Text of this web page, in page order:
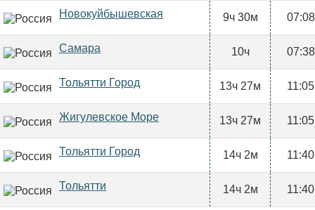
Новокуйбышевская 9ч 30м 07:08
Самара 10ч 07:38
Тольятти Город 13ч 27м 11:05
Жигулевское Море 13ч 27м 11:05
Тольятти Город 14ч 2м 11:40
Тольятти 14ч 2м 11:40